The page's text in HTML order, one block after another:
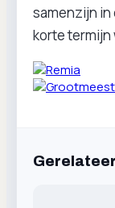
samenzijn
korte termijn